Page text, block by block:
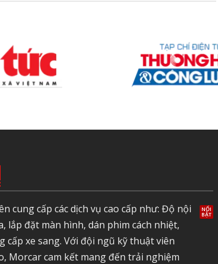
cung cấp các dịch vụ cao cấp như: Độ nội
lắp đặt màn hình, dán phim cách nhiệt,
cấp xe sang. Với đội ngũ kỹ thuật viên
Morcar cam kết mang đến trải nghiệm